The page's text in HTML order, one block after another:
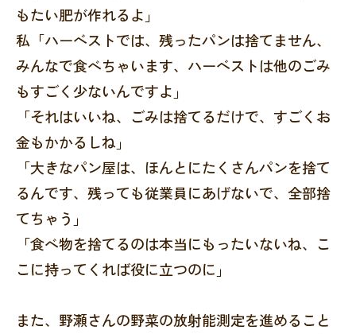
もたい肥が作れるよ」
私「ハーベストでは、残ったパンは捨てません、
みんなで食べちゃいます、ハーベストは他のごみ
もすごく少ないんですよ」
「それはいいね、ごみは捨てるだけで、すごくお
金もかかるしね」
「大きなパン屋は、ほんとにたくさんパンを捨て
るんです、残っても従業員にあげないで、全部捨
てちゃう」
「食べ物を捨てるのは本当にもったいないね、こ
こに持ってくれば役に立つのに」
また、野瀬さんの野菜の放射能測定を進めること